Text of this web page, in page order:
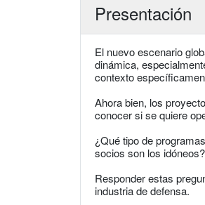
Presentación
El nuevo escenario
dinámica,
contexto
Ahora bien, los
conocer si se quiere
¿Qué tipo de
socios son los
Responder estas
industria de defensa.